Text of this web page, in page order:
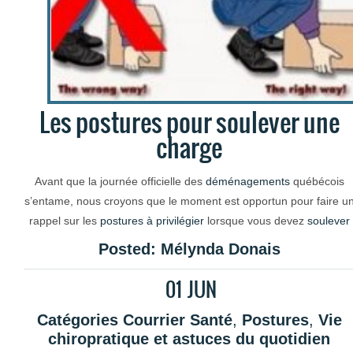
Les postures pour soulever une
charge
Avant que la journée officielle des déménagementsquébécois
s’entame, nous croyons que le moment est opportun pour faire
rappel sur les postures à privilégierlorsque vous devez soulever
quelconque. Ne croyez pas que ses conseils
s’appliquent seulement pour vos boîtes et vos meubles, ils sont
tout aussi précieux pour lorsque vous prenez
sortez les emplettes
Comme nous l’avions publié sur le blogue en
Posted: Mélynda Donais
01 JUN
Catégories Courrier Santé, Postures, Vie
chiropratique et astuces du quotidien